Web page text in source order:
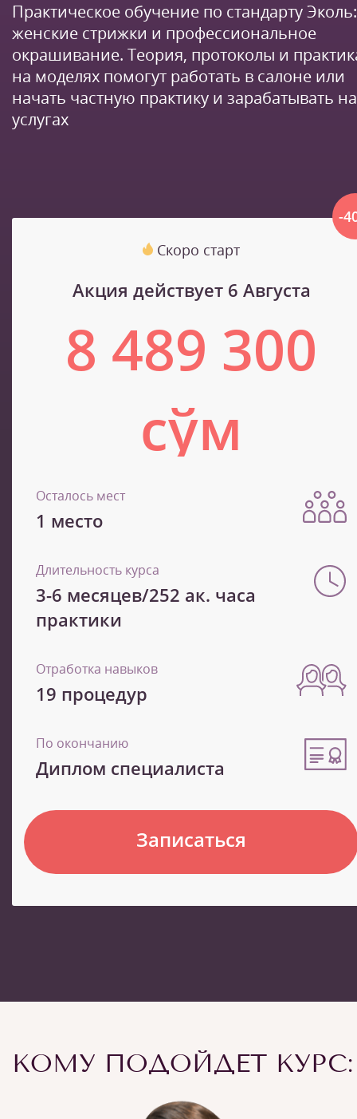
Практическое обучение по стандарту Эколь:
женские стрижки и профессиональное
окрашивание. Теория, протоколы и
на моделях помогут работать в салоне или
начать частную практику и зарабатывать на
услугах
-
Скоро старт
Акция действует 6 Августа
8 489 300
сўм
Осталось мест
1 место
Длительность курса
3-6 месяцев/252 ак. часа
практики
Отработка навыков
19 процедур
По окончанию
Диплом специалиста
Записаться
КОМУ ПОДОЙДЕТ КУРС: